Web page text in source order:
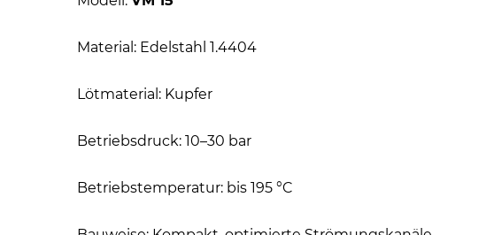
Material: Edelstahl 1.4404
Lötmaterial: Kupfer
Betriebsdruck: 10–30 bar
Betriebstemperatur: bis 195 °C